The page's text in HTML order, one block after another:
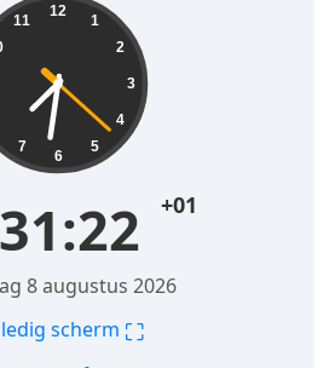
12
1
2
3
4
5
6
7
11
+01
8 augustus 2026
scherm ⛶